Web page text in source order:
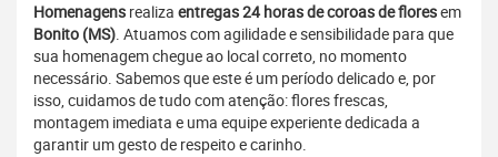
Homenagens realiza entregas 24 horas de coroas de floresem
Bonito (MS). Atuamos com agilidade e sensibilidade para que
sua homenagem chegue ao local correto, no momento
necessário. Sabemos que este é um período delicado e, por
isso, cuidamos de tudo com atenção: flores frescas,
montagem imediata e uma equipe experiente dedicada a
garantir um gesto de respeito e carinho.